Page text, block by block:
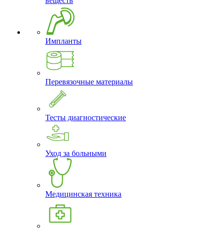
Импланты
Перевязочные материалы
Тесты диагностические
Уход за больными
Медицинская техника